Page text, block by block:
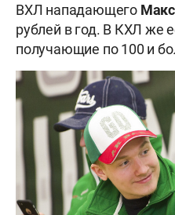
ВХЛ нападающего
рублей в год. В КХЛ же
получающие по 100 и